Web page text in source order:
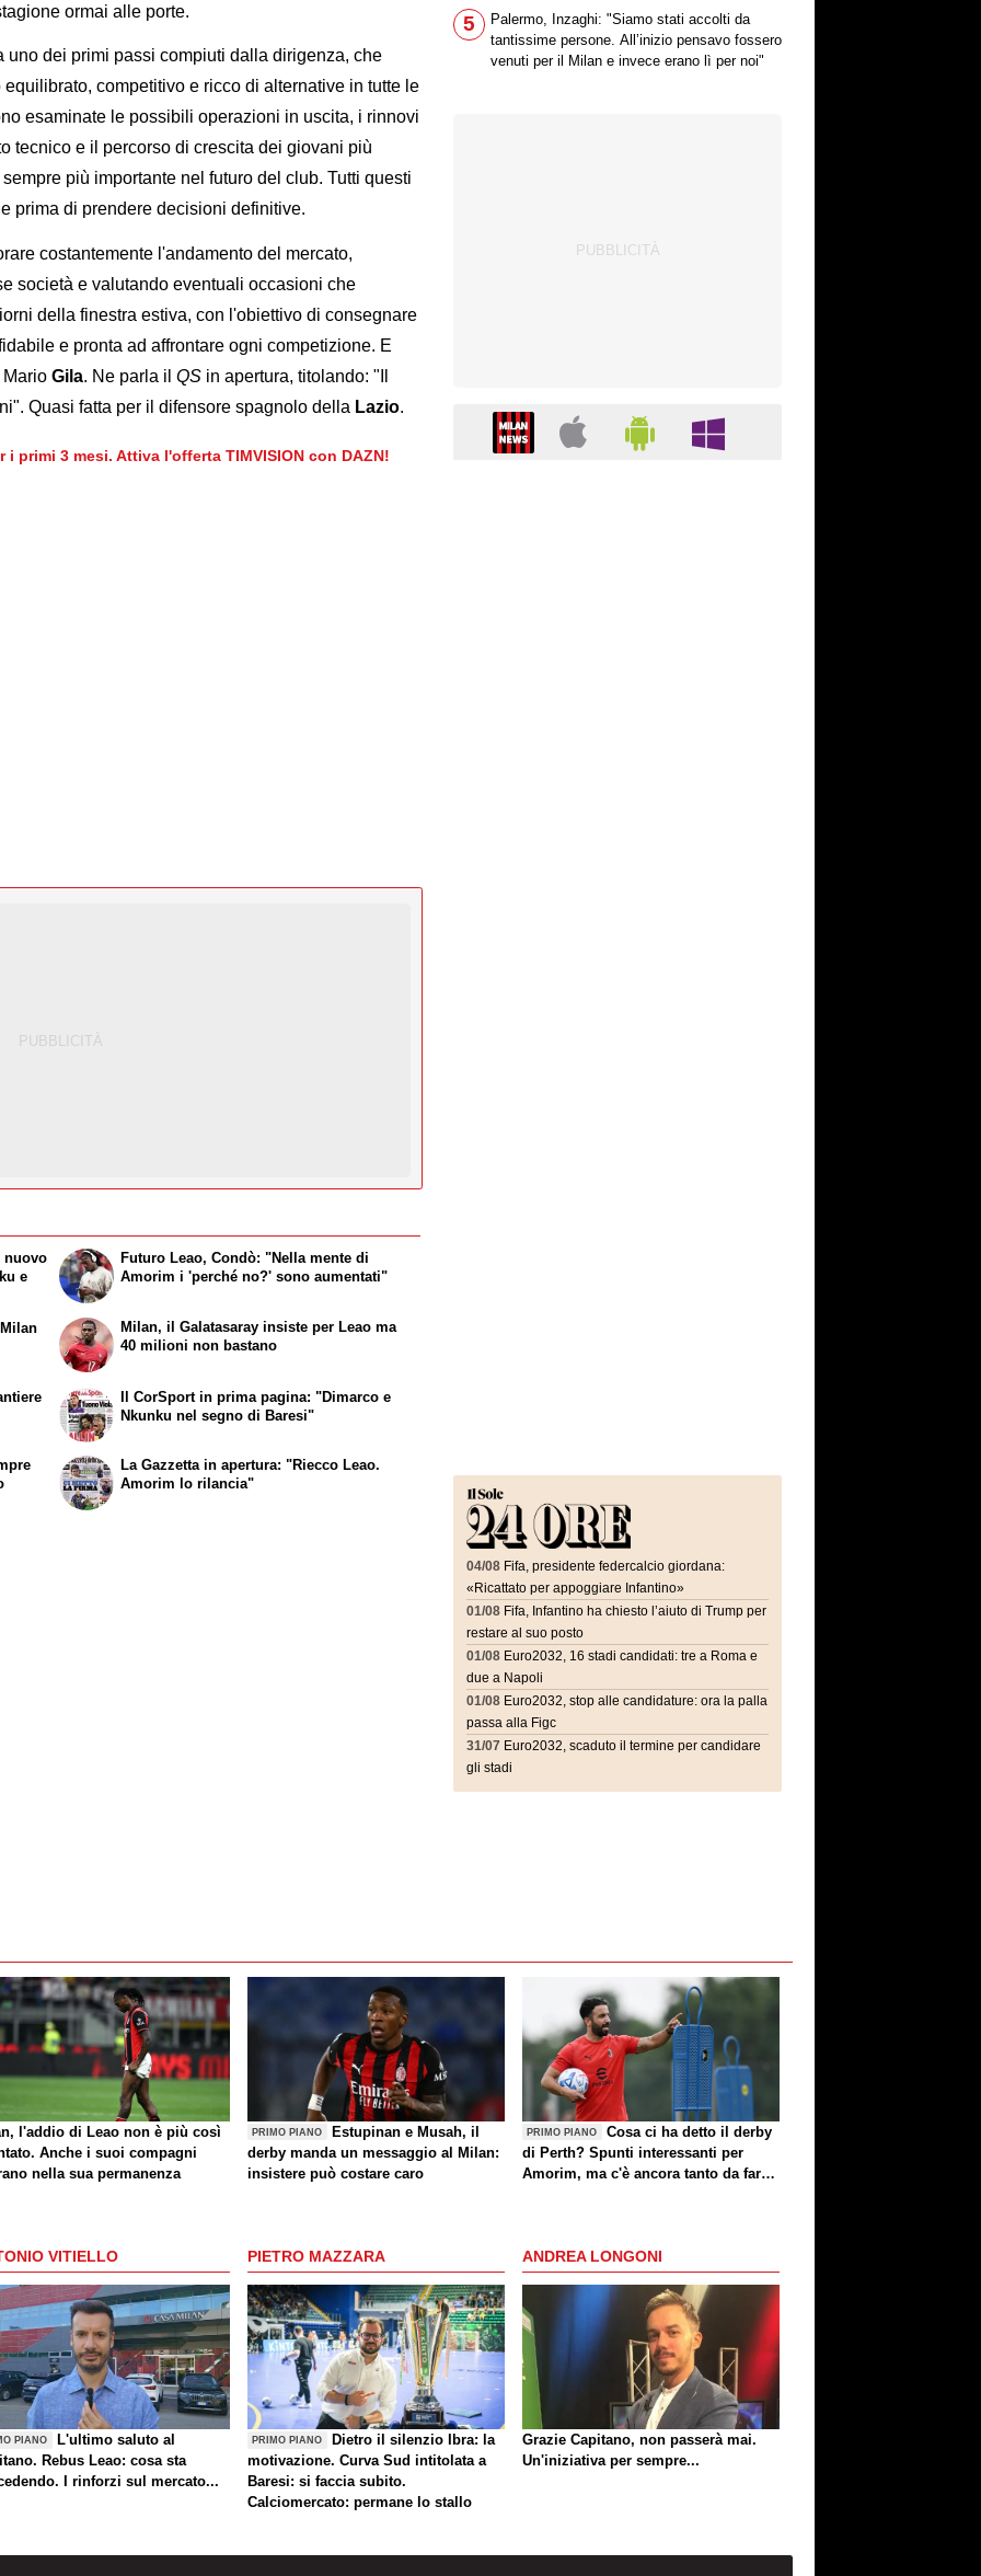
ormai alle porte.
uno dei primi passi compiuti dalla dirigenza, che
competitivo e ricco di alternative in tutte le
esaminate le possibili operazioni in uscita, i rinnovi
tecnico e il percorso di crescita dei giovani più
più importante nel futuro del club. Tutti questi
prima di prendere decisioni definitive.
costantemente l'andamento del mercato,
società e valutando eventuali occasioni che
della finestra estiva, con l'obiettivo di consegnare
e pronta ad affrontare ogni competizione. E
Gila. Ne parla il QS in apertura, titolando: "Il
Quasi fatta per il difensore spagnolo della Lazio.
i primi 3 mesi. Attiva l'offerta TIMVISION con DAZN!
nuovo
e
Futuro Leao, Condò: "Nella mente di
Amorim i 'perché no?' sono aumentati"
Milan, il Galatasaray insiste per Leao ma
40 milioni non bastano
Il CorSport in prima pagina: "Dimarco e
Nkunku nel segno di Baresi"
La Gazzetta in apertura: "Riecco Leao.
Amorim lo rilancia"
5
Palermo, Inzaghi: "Siamo stati accolti da
tantissime persone. All’inizio pensavo fossero
venuti per il Milan e invece erano lì per noi"
04/08 Fifa, presidente federcalcio giordana:
«Ricattato per appoggiare Infantino»
01/08 Fifa, Infantino ha chiesto l’aiuto di Trump per
restare al suo posto
01/08 Euro2032, 16 stadi candidati: tre a Roma e
due a Napoli
01/08 Euro2032, stop alle candidature: ora la palla
passa alla Figc
31/07 Euro2032, scaduto il termine per candidare
gli stadi
l'addio di Leao non è più così
Anche i suoi compagni
nella sua permanenza
PRIMO PIANO
Estupinan e Musah, il
derby manda un messaggio al Milan:
insistere può costare caro
PRIMO PIANO
Cosa ci ha detto il derby
di Perth? Spunti interessanti per
Amorim, ma c'è ancora tanto da fare
VITIELLO
PIANO
L'ultimo saluto al
Rebus Leao: cosa sta
I rinforzi sul mercato...
PIETRO MAZZARA
PRIMO PIANO
Dietro il silenzio Ibra: la
motivazione. Curva Sud intitolata a
Baresi: si faccia subito.
Calciomercato: permane lo stallo
ANDREA LONGONI
Grazie Capitano, non passerà mai.
Un'iniziativa per sempre...